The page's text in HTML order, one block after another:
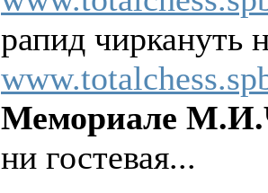
рапид чиркануть
Мемориале
ни гостевая...